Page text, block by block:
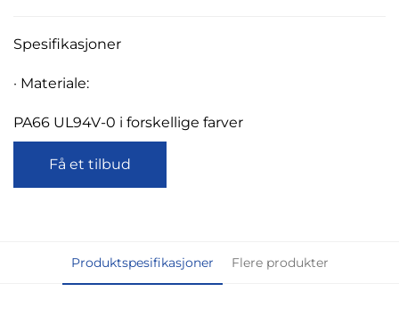
Spesifikasjoner
· Materiale:
PA66 UL94V-0 i forskellige farver
Få et tilbud
Produktspesifikasjoner Flere produkter